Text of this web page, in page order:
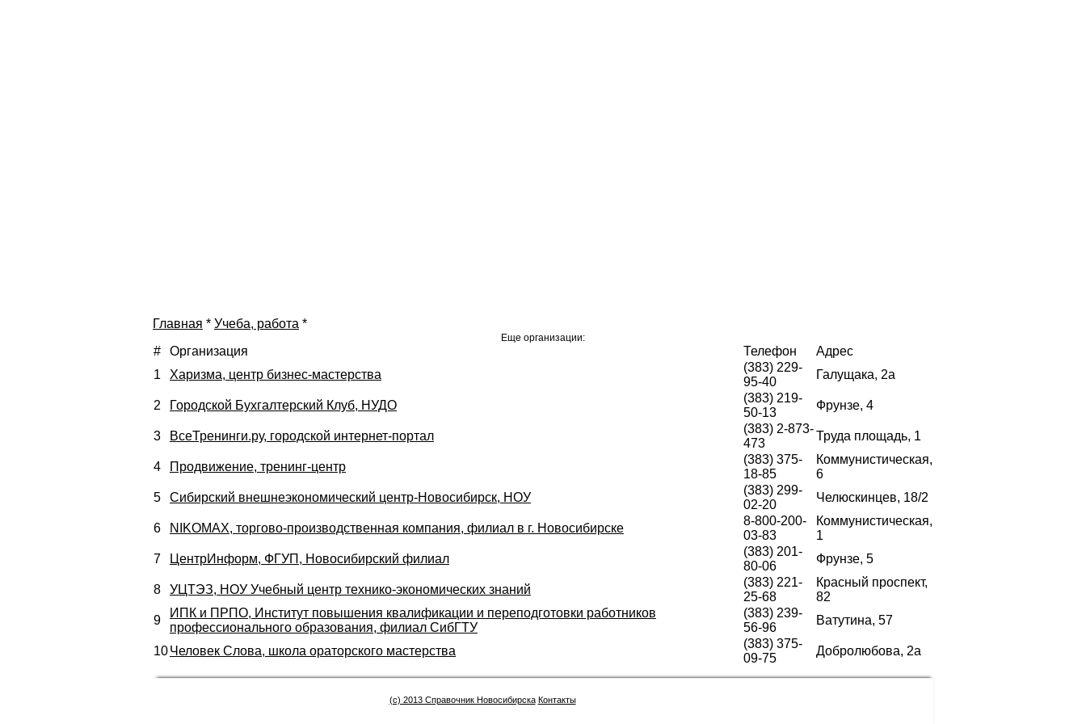
Главная * Учеба, работа *
Еще организации:
# Организация Телефон
Адрес
1
Харизма, центр бизнес-мастерства
(383) 229-
95-40
Галущака, 2а
2 Городской Бухгалтерский Клуб, НУДО
(383) 219-
50-13
Фрунзе, 4
3 ВсеТренинги.ру, городской интернет-портал
(383) 2-873-
473
Труда площадь, 1
4 Продвижение, тренинг-центр
(383) 375-
18-85
Коммунистическая,
6
5
Сибирский внешнеэкономический центр-Новосибирск, НОУ
(383) 299-
02-20
Челюскинцев, 18/2
6 NIKOMAX, торгово-производственная компания, филиал в г. Новосибирске
8-800-200-
03-83
Коммунистическая,
1
7
ЦентрИнформ, ФГУП, Новосибирский филиал
(383) 201-
80-06
Фрунзе, 5
8 УЦТЭЗ, НОУ Учебный центр технико-экономических знаний
(383) 221-
25-68
Красный проспект,
82
9
ИПК и ПРПО, Институт повышения квалификации и переподготовки работников
профессионального образования, филиал СибГТУ
(383) 239-
56-96
Ватутина, 57
10Человек Слова, школа ораторского мастерства
(383) 375-
09-75
Добролюбова, 2а
(c) 2013 Справочник Новосибирска Контакты